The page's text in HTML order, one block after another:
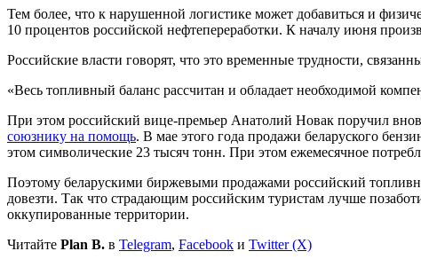
Тем более, что к нарушенной логистике может добавиться и
10 процентов российской нефтепереработки. К началу июня
Российские власти говорят, что это временные трудности,
«Весь топливный баланс рассчитан и обладает необходимой
При этом российский вице-премьер Анатолий Новак поручил
союзнику на помощь. В мае этого года продажи беларуского
этом символические 23 тысяч тонн. При этом ежемесячное
Поэтому беларускими биржевыми продажами российский
довезти. Так что страдающим российским туристам лучше
оккупированные территории.
Читайте Plan B. в Telegram, Facebook и Twitter (X)